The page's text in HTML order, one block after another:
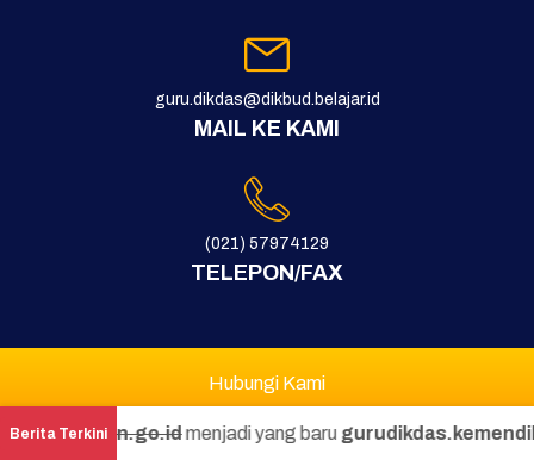
guru.dikdas@dikbud.belajar.id
MAIL KE KAMI
(021) 57974129
TELEPON/FAX
Hubungi Kami
Pengumuman
Kebijakan Privasi
Berita Terkini
menjadi yang baru